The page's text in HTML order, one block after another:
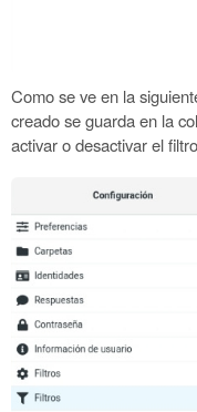
Como se ve en la
creado se guarda en la
activar o desactivar el